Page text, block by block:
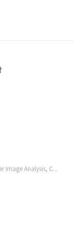
Computer Image Analysis, Compu…